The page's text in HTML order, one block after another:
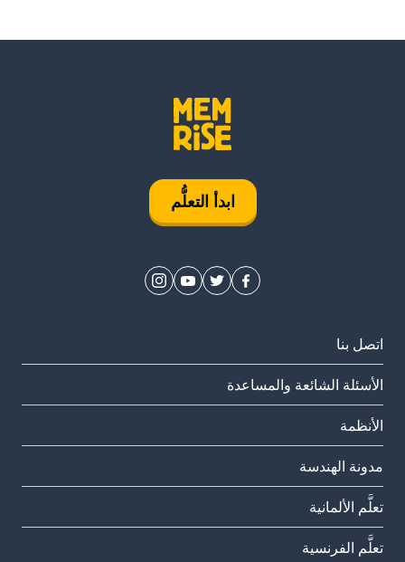
ابدأ التعلُّم
اتصل بنا
الأسئلة الشائعة والمساعدة
الأنظمة
مدونة الهندسة
تعلَّم الألمانية
تعلَّم الفرنسية